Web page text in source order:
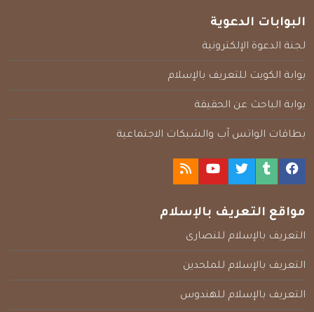
البوابات الدعوية
لجنة الدعوة الإلكترونية
بوابة الكويت للتعريف بالإسلام
بوابة الباحث عن الحقيقة
بطاقات الواتس آب والشبكات الاجتماعية
مواقع التعريف بالإسلام
التعريف بالإسلام للنصارى
التعريف بالإسلام للملحدين
التعريف بالإسلام للهندوس